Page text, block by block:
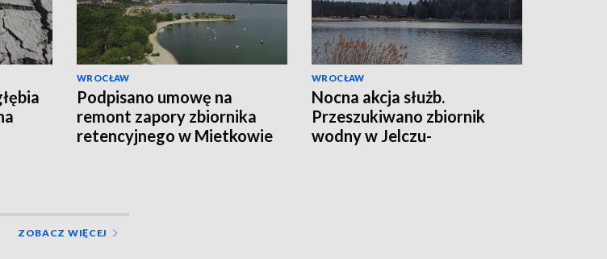
WROCŁAW
Podpisano umowę na
remont zapory zbiornika
retencyjnego w Mietkowie
WROCŁAW
Nocna akcja służb.
Przeszukiwano zbiornik
wodny w Jelczu-
ZOBACZ WIĘCEJ